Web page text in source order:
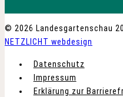
© 2026 Landesgartenschau
NETZLICHT webdesign
Datenschutz
Impressum
Erklärung zur